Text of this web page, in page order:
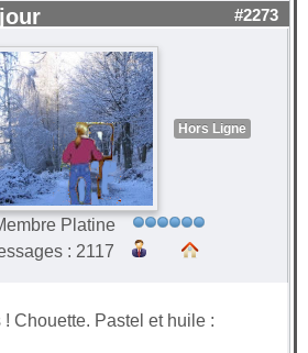
#2273
Hors Ligne
Platine
: 2117
Chouette. Pastel et huile :